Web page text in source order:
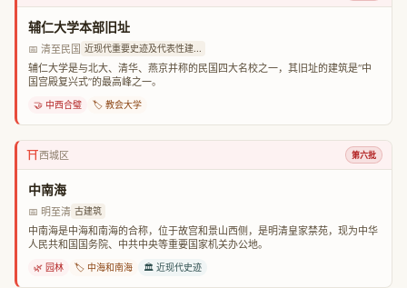
辅仁大学本部旧址
📅 清至民国 近现代重要史迹及代表性建...
辅仁大学是与北大、清华、燕京并称的民国四大名校之一，其旧址的建筑是“中
国宫殿复兴式”的最高峰之一。
🤝 中西合璧 🏷️ 教会大学
⛩️西城区 第六批
中南海
📅 明至清 古建筑
中南海是中海和南海的合称，位于故宫和景山西侧，是明清皇家禁苑，现为中华
人民共和国国务院、中共中央等重要国家机关办公地。
🌿 园林 🏷️ 中海和南海 🏛️ 近现代史迹